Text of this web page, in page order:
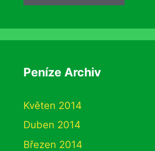
Peníze Archiv
Květen 2014
Duben 2014
Březen 2014